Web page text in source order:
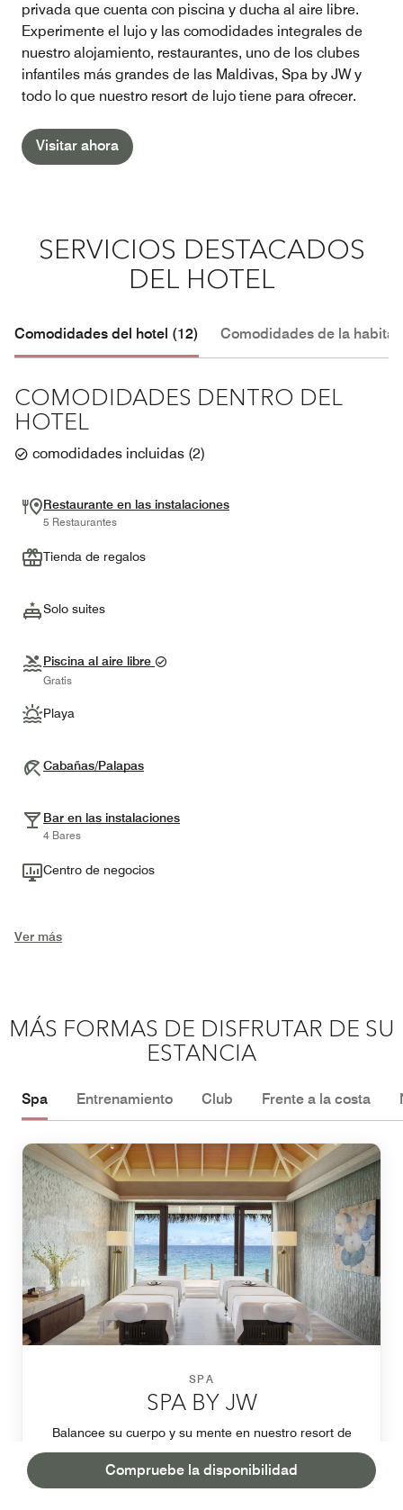
Compruebe la disponibilidad
privada que cuenta con piscina y ducha al aire libre.
Experimente el lujo y las comodidades integrales de
nuestro alojamiento, restaurantes, uno de los clubes
infantiles más grandes de las Maldivas, Spa by JW y
todo lo que nuestro resort de lujo tiene para ofrecer.
Visitar ahora
SERVICIOS DESTACADOS
DEL HOTEL
Comodidades del hotel (12) Comodidades de la
COMODIDADES DENTRO DEL
HOTEL
comodidades incluidas (2)
Restaurante en las instalaciones
5 Restaurantes
Tienda de regalos
Solo suites
Piscina al aire libre
Gratis
Playa
Cabañas/Palapas
Bar en las instalaciones
4 Bares
Centro de negocios
Ver más
MÁS FORMAS DE DISFRUTAR DE SU
ESTANCIA
Spa Entrenamiento Club Frente a la costa
SPA
SPA BY JW
Balancee su cuerpo y su mente en nuestro resort de
spa frente a la playa en las Maldivas. Bordeando el
océano azul y la arena inmaculada, este oasis isleño
ofrece servicios de spa para parejas, niños y hombres,